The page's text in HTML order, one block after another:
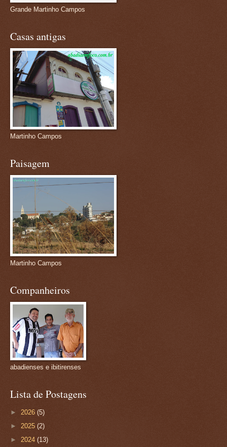
Grande Martinho Campos
Casas antigas
Martinho Campos
Paisagem
Martinho Campos
Companheiros
abadienses e ibitirenses
Lista de Postagens
► 2026 (5)
► 2025 (2)
► 2024 (13)